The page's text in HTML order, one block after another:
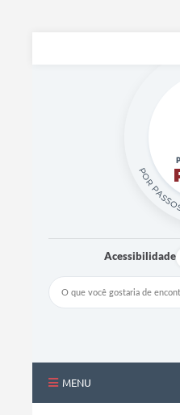
Acessibilidade
MENU